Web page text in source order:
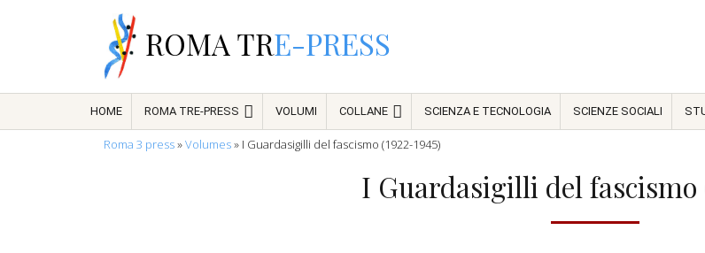
ROMA TRE-PRESS
HOME ROMA TRE-PRESS VOLUMI COLLANE SCIENZA E TECNOLOGIA SCIENZE SOCIALI
Roma 3 press»Volumes» I Guardasigilli del fascismo (1922-1945)
I Guardasigilli del fascismo